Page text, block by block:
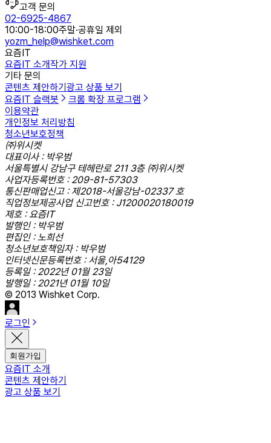
고객 문의
02-6925-4867
10:00-18:00주말·공휴일 제외
yozm_help@wishket.com
요즘IT
요즘IT 소개작가 지원
기타 문의
콘텐츠 제안하기광고 상품 보기
요즘IT 슬랙봇
크롬 확장 프로그램
이용약관
개인정보 처리방침
청소년보호정책
㈜위시켓
대표이사 : 박우범
서울특별시 강남구 테헤란로 211 3층 ㈜위시켓
사업자등록번호 : 209-81-57303
통신판매업신고 : 제2018-서울강남-02337 호
직업정보제공사업 신고번호 : J1200020180019
제호 : 요즘IT
발행인 : 박우범
편집인 : 노희선
청소년보호책임자 : 박우범
인터넷신문등록번호 : 서울,아54129
등록일 : 2022년 01월 23일
발행일 : 2021년 01월 10일
© 2013 Wishket Corp.
로그인
회원가입
요즘IT 소개
콘텐츠 제안하기
광고 상품 보기